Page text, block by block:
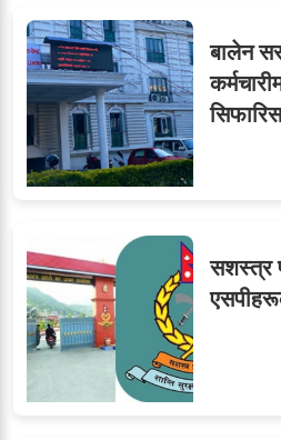
९र दुई लेखापढी व्यवसायी ३
घुससहित पक्राउ
बालेन
सिफारिस
सशस्त्र